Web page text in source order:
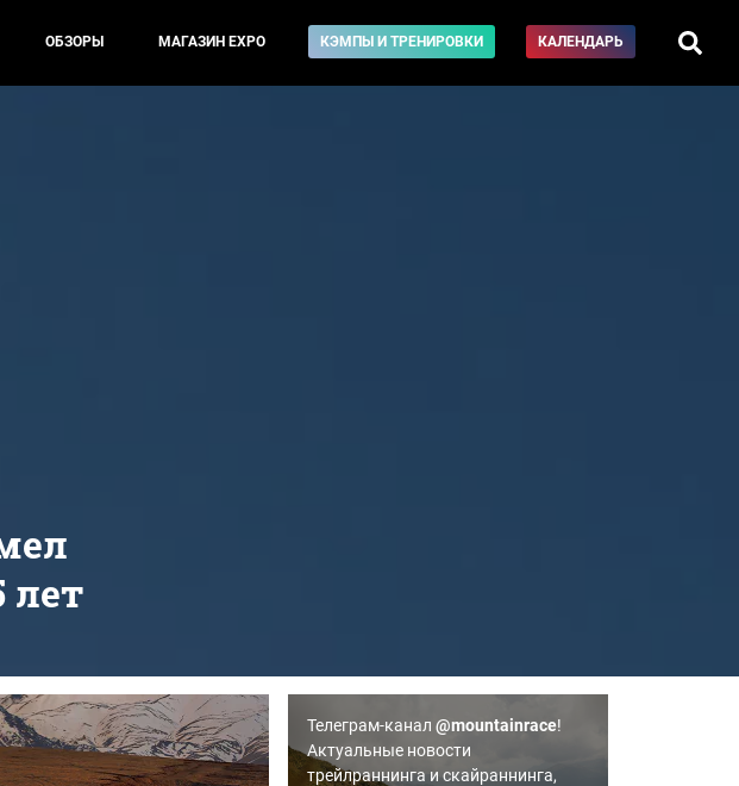
ОБЗОРЫ МАГАЗИН EXPO КЭМПЫ И ТРЕНИРОВКИ КАЛЕНДАРЬ
лет
Телеграм-канал @mountainrace!
Актуальные новости
трейлраннинга и скайраннинга,